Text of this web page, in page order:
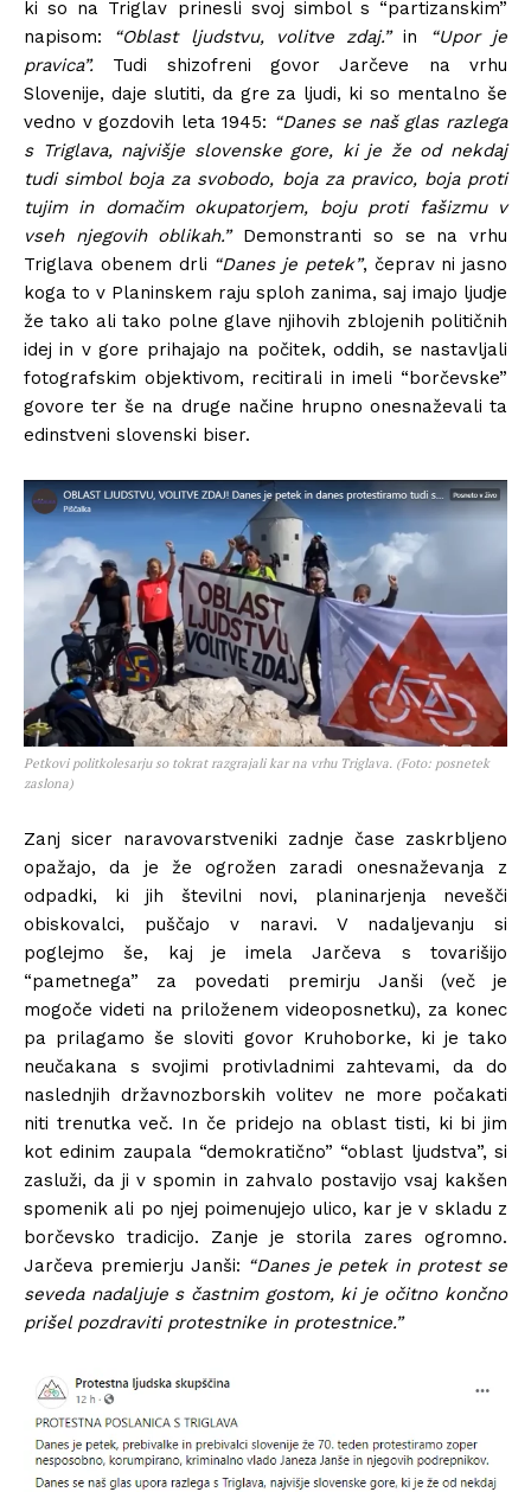
ki so na Triglav prinesli svoj simbol s “partizanskim”
napisom: “Oblast ljudstvu, volitve zdaj.”in “Upor je
pravica”. Tudi shizofreni govor Jarčeve na vrhu
Slovenije, daje slutiti, da gre za ljudi, ki so mentalno še
vedno v gozdovih leta 1945: “Danes se naš glas razlega
s Triglava, najvišje slovenske gore, ki je že od nekdaj
tudi simbol boja za svobodo, boja za pravico, boja proti
tujim in domačim okupatorjem, boju proti fašizmu v
vseh njegovih oblikah.”Demonstranti so se na vrhu
Triglava obenem drli “Danes je petek”, čeprav ni jasno
koga to v Planinskem raju sploh zanima, saj imajo ljudje
že tako ali tako polne glave njihovih zblojenih političnih
idej in v gore prihajajo na počitek, oddih, se nastavljali
fotografskim objektivom, recitirali in imeli “borčevske”
govore ter še na druge načine hrupno onesnaževali ta
edinstveni slovenski biser.
Petkovi politkolesarju so tokrat razgrajali kar na vrhu Triglava. (Foto: posnetek
zaslona)
Zanj sicer naravovarstveniki zadnje čase zaskrbljeno
opažajo, da je že ogrožen zaradi onesnaževanja z
odpadki, ki jih številni novi, planinarjenja nevešči
obiskovalci, puščajo v naravi. V nadaljevanju si
poglejmo še, kaj je imela Jarčeva s tovarišijo
“pametnega” za povedati premirju Janši (več je
mogoče videti na priloženem videoposnetku), za konec
pa prilagamo še sloviti govor Kruhoborke, ki je tako
neučakana s svojimi protivladnimi zahtevami, da do
naslednjih državnozborskih volitev ne more počakati
niti trenutka več. In če pridejo na oblast tisti, ki bi jim
kot edinim zaupala “demokratično” “oblast ljudstva”, si
zasluži, da ji v spomin in zahvalo postavijo vsaj kakšen
spomenik ali po njej poimenujejo ulico, kar je v skladu z
borčevsko tradicijo. Zanje je storila zares ogromno.
Jarčeva premierju Janši: “Danes je petek in protest se
seveda nadaljuje s častnim gostom, ki je očitno končno
prišel pozdraviti protestnike in protestnice.”